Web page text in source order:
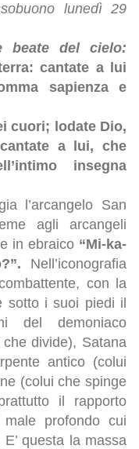
lunedì 29
beate del cielo:
cantate a lui
sapienza e
cuori; lodate Dio,
a lui, che
insegna
l’arcangelo San
agli arcangeli
in ebraico“Mi-ka-
Nell’iconografia
con la
sotto i suoi piedi il
del demoniaco
che divide), Satana
antico (colui
(colui che spinge
il rapporto
male profondo cui
questa la massa